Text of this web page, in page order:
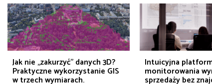
Jak nie „zakurzyć” danych 3D?
Praktyczne wykorzystanie GIS
w trzech wymiarach.
Intuicyjna
monitorowania
sprzedaży bez